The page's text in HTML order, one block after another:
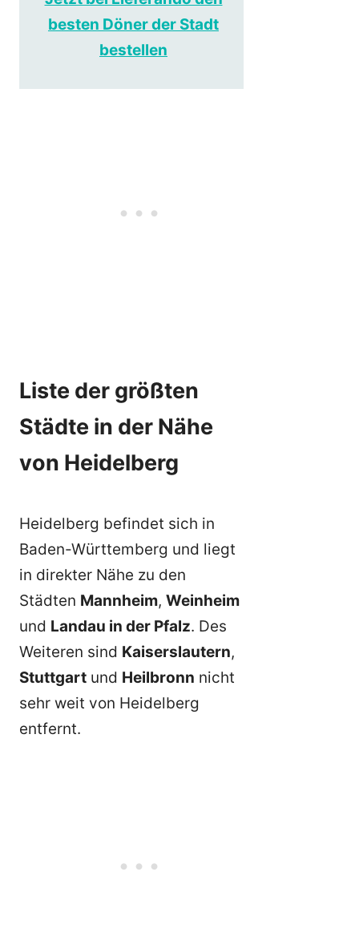
besten Döner der Stadt
bestellen
Liste der größten
Städte in der Nähe
von Heidelberg
Heidelberg befindet sich in
Baden-Württemberg und liegt
in direkter Nähe zu den
Städten Mannheim, Weinheim
und Landau in der Pfalz. Des
Weiteren sind Kaiserslautern,
Stuttgart und Heilbronn nicht
sehr weit von Heidelberg
entfernt.